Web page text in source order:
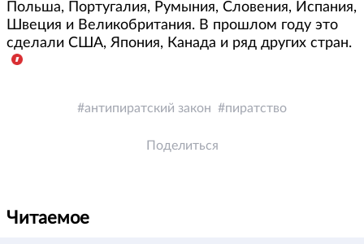
Польша, Португалия, Румыния, Словения, Испания,
Швеция и Великобритания. В прошлом году это
сделали США, Япония, Канада и ряд других стран.
антипиратский закон пиратство
Поделиться
Читаемое